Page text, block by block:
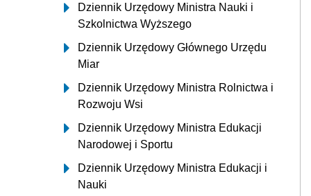
Dziennik Urzędowy Ministra Nauki i
Szkolnictwa Wyższego
Dziennik Urzędowy Głównego Urzędu
Miar
Dziennik Urzędowy Ministra Rolnictwa i
Rozwoju Wsi
Dziennik Urzędowy Ministra Edukacji
Narodowej i Sportu
Dziennik Urzędowy Ministra Edukacji i
Nauki